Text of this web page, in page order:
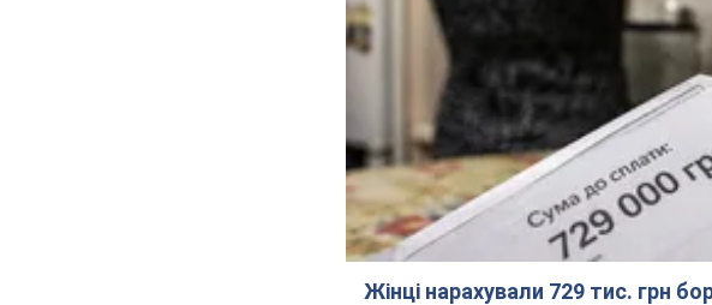
Жінці нарахували 729 тис. грн